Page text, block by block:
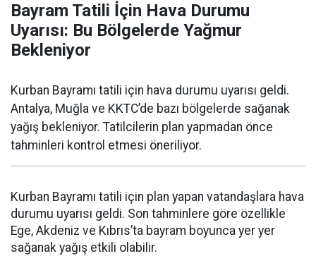
Bayram Tatili İçin Hava Durumu
Uyarısı: Bu Bölgelerde Yağmur
Bekleniyor
Kurban Bayramı tatili için hava durumu uyarısı geldi.
Antalya, Muğla ve KKTC’de bazı bölgelerde sağanak
yağış bekleniyor. Tatilcilerin plan yapmadan önce
tahminleri kontrol etmesi öneriliyor.
Kurban Bayramı tatili için plan yapan vatandaşlara hava
durumu uyarısı geldi. Son tahminlere göre özellikle
Ege, Akdeniz ve Kıbrıs’ta bayram boyunca yer yer
sağanak yağış etkili olabilir.